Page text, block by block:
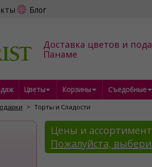
Блог
Доставка цветов и
Панаме
Цветы Корзины Съедобные
Торты и Cладости
Цены и
Пожалуйста,